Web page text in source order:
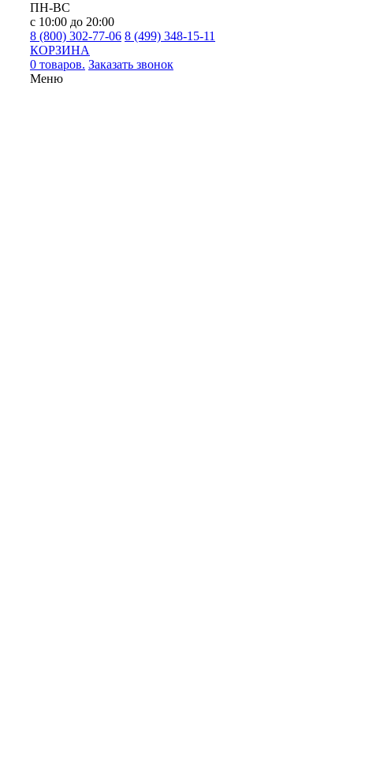
ПН-ВС
с 10:00 до 20:00
8 (800) 302-77-06 8 (499) 348-15-11
КОРЗИНА
0 товаров. Заказать звонок
Меню